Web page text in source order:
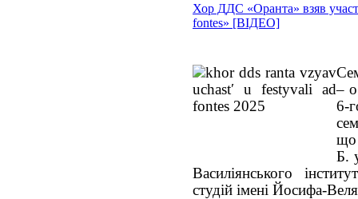
Хор ДДС «Оранта» взяв
fontes» [ВІДЕО]
–
6-
що
Б.
Василіянського
студій імені Йосифа-